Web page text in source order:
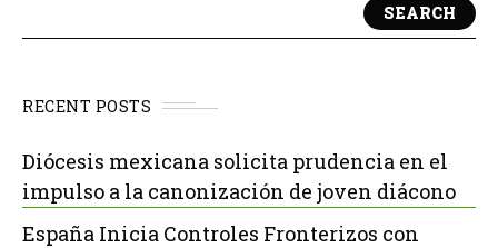
SEARCH
RECENT POSTS
Diócesis mexicana solicita prudencia en el
impulso a la canonización de joven diácono
España Inicia Controles Fronterizos con